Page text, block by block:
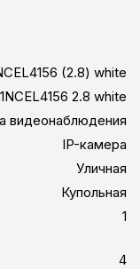
(2.8) white
2.8 white
видеонаблюдения
IP-камера
Уличная
Купольная
1
4